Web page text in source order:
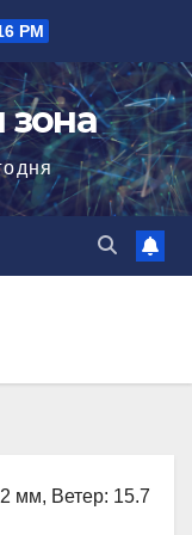
PM
зона
мм, Ветер: 15.7